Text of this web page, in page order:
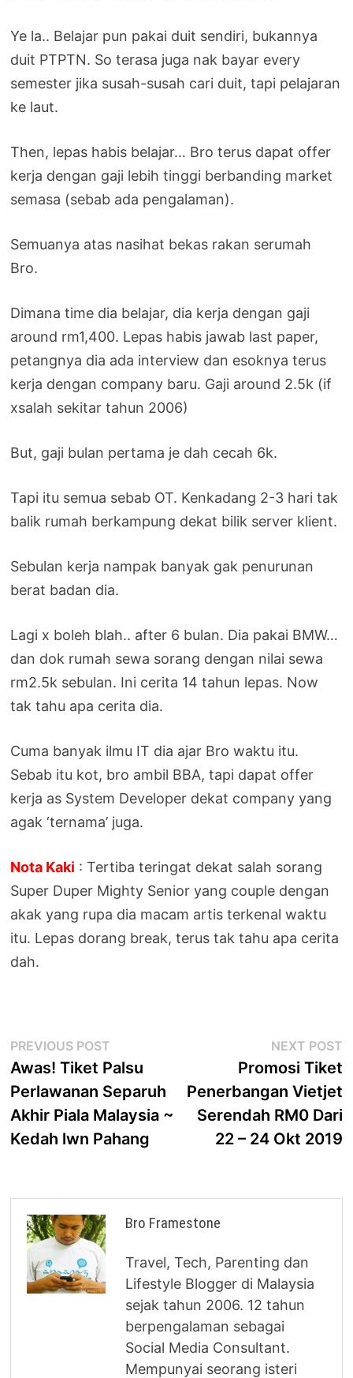
Ye la.. Belajar pun pakai duit sendiri, bukannya
duit PTPTN. So terasa juga nak bayar every
semester jika susah-susah cari duit, tapi pelajaran
ke laut.
Then, lepas habis belajar… Bro terus dapat offer
kerja dengan gaji lebih tinggi berbanding market
semasa (sebab ada pengalaman).
Semuanya atas nasihat bekas rakan serumah
Bro.
Dimana time dia belajar, dia kerja dengan gaji
around rm1,400. Lepas habis jawab last paper,
petangnya dia ada interview dan esoknya terus
kerja dengan company baru. Gaji around 2.5k (if
xsalah sekitar tahun 2006)
But, gaji bulan pertama je dah cecah 6k.
Tapi itu semua sebab OT. Kenkadang 2-3 hari tak
balik rumah berkampung dekat bilik server klient.
Sebulan kerja nampak banyak gak penurunan
berat badan dia.
Lagi x boleh blah.. after 6 bulan. Dia pakai BMW…
dan dok rumah sewa sorang dengan nilai sewa
rm2.5k sebulan. Ini cerita 14 tahun lepas. Now
tak tahu apa cerita dia.
Cuma banyak ilmu IT dia ajar Bro waktu itu.
Sebab itu kot, bro ambil BBA, tapi dapat offer
kerja as System Developer dekat company yang
agak ‘ternama’ juga.
Nota Kaki : Tertiba teringat dekat salah sorang
Super Duper Mighty Senior yang couple dengan
akak yang rupa dia macam artis terkenal waktu
itu. Lepas dorang break, terus tak tahu apa cerita
dah.
Post
navigation
PREVIOUS POST
post:
Awas! Tiket Palsu
Perlawanan Separuh
Akhir Piala Malaysia ~
Kedah lwn Pahang
NEXT POST
Promosi Tiket
Penerbangan Vietjet
Serendah RM0 Dari
22 – 24 Okt 2019
Bro Framestone
Travel, Tech, Parenting dan
Lifestyle Blogger di Malaysia
sejak tahun 2006. 12 tahun
berpengalaman sebagai
Social Media Consultant.
Mempunyai seorang isteri